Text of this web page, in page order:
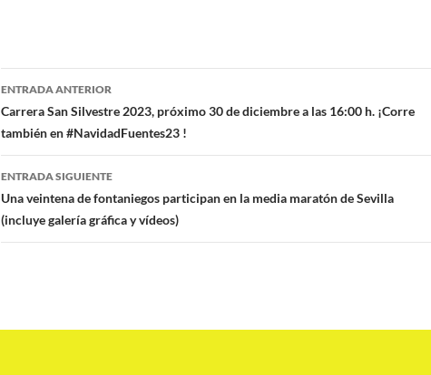
Navegación
de
entradas
ENTRADA ANTERIOR
Carrera San Silvestre 2023, próximo 30 de diciembre a las 16:00 h. ¡Corre
también en #NavidadFuentes23 !
ENTRADA SIGUIENTE
Una veintena de fontaniegos participan en la media maratón de Sevilla
(incluye galería gráfica y vídeos)